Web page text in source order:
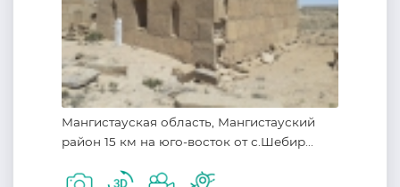
Мангистауская область, Мангистауский
район 15 км на юго-восток от с.Шебир...